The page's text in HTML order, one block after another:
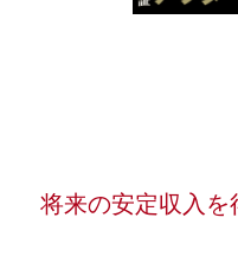
将来の安定収入